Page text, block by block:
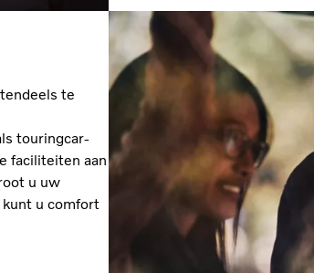
te
touringcar-
faciliteiten aan
u uw
kunt u comfort